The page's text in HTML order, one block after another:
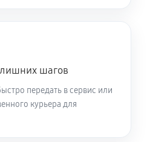
шагов
передать в сервис или
курьера для